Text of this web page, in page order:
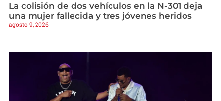
La colisión de dos vehículos en la N-301 deja
una mujer fallecida y tres jóvenes heridos
agosto 9, 2026